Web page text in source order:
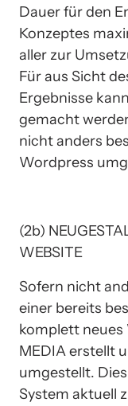
Dauer für den
Konzeptes
aller zur
Für aus Sicht
Ergebnisse
gemacht
nicht anders
Wordpress
(2b)
WEBSITE
Sofern nicht
einer bereits
komplett neues
MEDIA erstellt
umgestellt.
System aktuell